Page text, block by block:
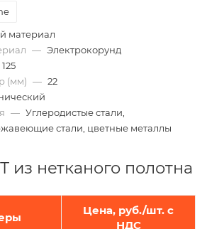
материал
— Электрокорунд
125
(мм) — 22
— Углеродистые стали,
стали, цветные металлы
нетканого полотна
Цена, руб./шт. с
НДС